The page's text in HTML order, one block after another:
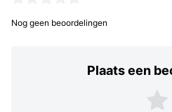
Nog geen beoordelingen
Plaats een
5